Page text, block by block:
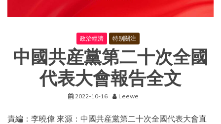
政治經濟 特别關注
中國共産黨第二十次全國
代表大會報告全文
2022-10-16 Leewe
責編：李曉偉 來源：中國共産黨第二十次全國代表大會直